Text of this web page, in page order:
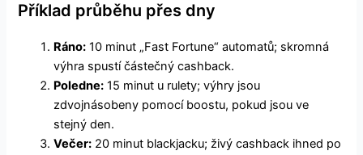
Příklad průběhu přes dny
Ráno: 10 minut „Fast Fortune“ automatů; skromná
výhra spustí částečný cashback.
Poledne: 15 minut u rulety; výhry jsou
zdvojnásobeny pomocí boostu, pokud jsou ve
stejný den.
Večer: 20 minut blackjacku; živý cashback ihned po